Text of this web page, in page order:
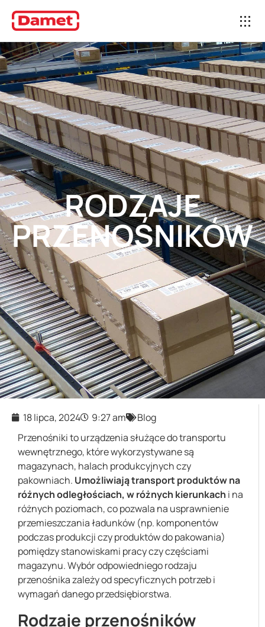
RODZAJE
PRZENOŚNIKÓW
18 lipca, 2024 9:27 am
Blog
Przenośniki to urządzenia służące do transportu
wewnętrznego, które wykorzystywane są
magazynach, halach produkcyjnych czy
pakowniach. Umożliwiają transport produktów na
różnych odległościach, w różnych kierunkach i na
różnych poziomach, co pozwala na usprawnienie
przemieszczania ładunków (np. komponentów
podczas produkcji czy produktów do pakowania)
pomiędzy stanowiskami pracy czy częściami
magazynu. Wybór odpowiedniego rodzaju
przenośnika zależy od specyficznych potrzeb i
wymagań danego przedsiębiorstwa.
Rodzaje przenośników